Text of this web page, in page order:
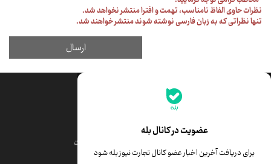
عضویت در کانال بله
برای دریافت آخرین اخبار عضو کانال تجارت نیوز بله شود
جدیدترین قیمت‌ها
قیمت درهم امارات